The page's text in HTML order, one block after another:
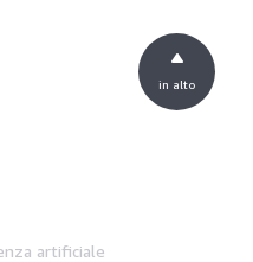
artificiale
in alto